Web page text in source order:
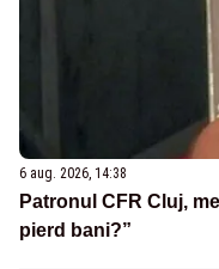
6 aug. 2026, 14:38
Patronul CFR Cluj,
pierd bani?”